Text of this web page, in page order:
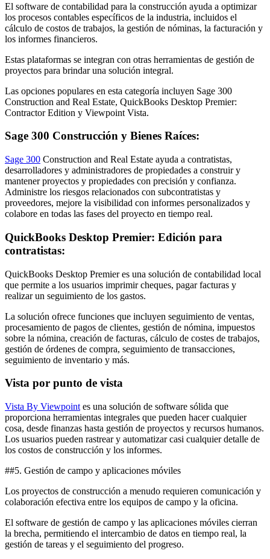
El software de contabilidad para la construcción ayuda a optimizar
los procesos contables específicos de la industria, incluidos el
cálculo de costos de trabajos, la gestión de nóminas, la facturación y
los informes financieros.
Estas plataformas se integran con otras herramientas de gestión de
proyectos para brindar una solución integral.
Las opciones populares en esta categoría incluyen Sage 300
Construction and Real Estate, QuickBooks Desktop Premier:
Contractor Edition y Viewpoint Vista.
Sage 300 Construcción y Bienes Raíces:
Sage 300 Construction and Real Estate ayuda a contratistas,
desarrolladores y administradores de propiedades a construir y
mantener proyectos y propiedades con precisión y confianza.
Administre los riesgos relacionados con subcontratistas y
proveedores, mejore la visibilidad con informes personalizados y
colabore en todas las fases del proyecto en tiempo real.
QuickBooks Desktop Premier: Edición para
contratistas:
QuickBooks Desktop Premier es una solución de contabilidad local
que permite a los usuarios imprimir cheques, pagar facturas y
realizar un seguimiento de los gastos.
La solución ofrece funciones que incluyen seguimiento de ventas,
procesamiento de pagos de clientes, gestión de nómina, impuestos
sobre la nómina, creación de facturas, cálculo de costes de trabajos,
gestión de órdenes de compra, seguimiento de transacciones,
seguimiento de inventario y más.
Vista por punto de vista
Vista By Viewpoint es una solución de software sólida que
proporciona herramientas integrales que pueden hacer cualquier
cosa, desde finanzas hasta gestión de proyectos y recursos humanos.
Los usuarios pueden rastrear y automatizar casi cualquier detalle de
los costos de construcción y los informes.
##5. Gestión de campo y aplicaciones móviles
Los proyectos de construcción a menudo requieren comunicación y
colaboración efectiva entre los equipos de campo y la oficina.
El software de gestión de campo y las aplicaciones móviles cierran
la brecha, permitiendo el intercambio de datos en tiempo real, la
gestión de tareas y el seguimiento del progreso.